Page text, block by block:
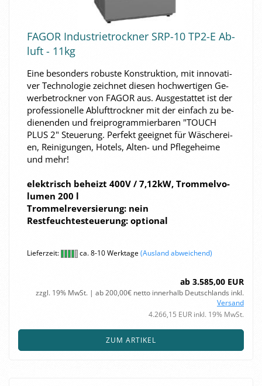
FAGOR In­dus­trie­trock­ner SRP-​10 TP2-E Ab­
luft - 11kg
Eine be­son­ders ro­bus­te Kon­struk­ti­on, mit in­no­va­ti­
ver Tech­no­lo­gie zeich­net die­sen hoch­wer­ti­gen Ge­
wer­be­trock­ner von FAGOR aus. Aus­ge­stat­tet ist der
pro­fes­sio­nel­le Ab­luft­trock­ner mit der ein­fach zu be­
die­nen­den und frei­pro­gram­mier­ba­ren "TOUCH
PLUS 2" Steue­rung. Per­fekt ge­eig­net für Wä­sche­rei­
en, Rei­ni­gun­gen, Ho­tels, Alten-​​ und Pfle­ge­hei­me
und mehr!
elek­trisch be­heizt 400V / 7,12kW, Trom­mel­vo­
lu­men 200 l
Trom­mel­re­ver­sie­rung: nein
Rest­feuch­te­steue­rung: op­tio­nal
Lieferzeit: ca. 8-10 Werktage(Ausland abweichend)
ab 3.585,00 EUR
zzgl. 19% MwSt. | ab 200,00€ netto innerhalb Deutschlands inkl.
Versand
4.266,15 EUR inkl. 19% MwSt.
ZUM ARTIKEL